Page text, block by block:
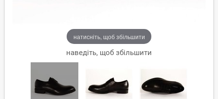
натисніть, щоб збільшити
наведіть, щоб збільшити